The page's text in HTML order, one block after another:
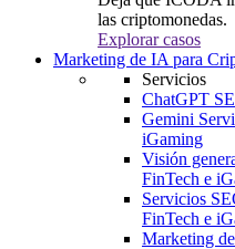
las criptomonedas.
Explorar casos
Marketing de IA para
Servicios
ChatGPT
Gemini
iGaming
Visión
FinTech e
Servicios
FinTech e
Marketing